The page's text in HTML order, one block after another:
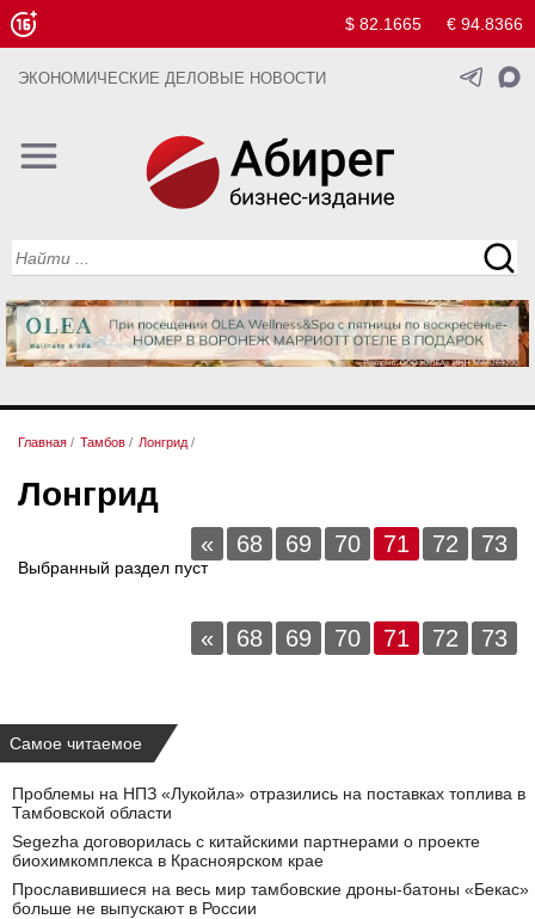
$ 82.1665 € 94.8366
ЭКОНОМИЧЕСКИЕ ДЕЛОВЫЕ НОВОСТИ
Главная / Тамбов / Лонгрид /
Лонгрид
« 68 69 70 71 72 73
Выбранный раздел пуст
« 68 69 70 71 72 73
Самое читаемое
Проблемы на НПЗ «Лукойла» отразились на поставках топлива в
Тамбовской области
Segezha договорилась с китайскими партнерами о проекте
биохимкомплекса в Красноярском крае
Прославившиеся на весь мир тамбовские дроны-батоны «Бекас»
больше не выпускают в России